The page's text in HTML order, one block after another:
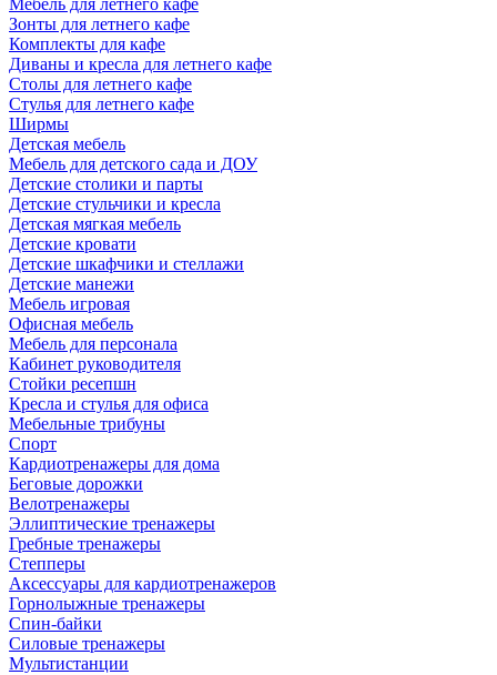
Мебель для летнего кафе
Зонты для летнего кафе
Комплекты для кафе
Диваны и кресла для летнего кафе
Столы для летнего кафе
Стулья для летнего кафе
Ширмы
Детская мебель
Мебель для детского сада и ДОУ
Детские столики и парты
Детские стульчики и кресла
Детская мягкая мебель
Детские кровати
Детские шкафчики и стеллажи
Детские манежи
Мебель игровая
Офисная мебель
Мебель для персонала
Кабинет руководителя
Стойки ресепшн
Кресла и стулья для офиса
Мебельные трибуны
Спорт
Кардиотренажеры для дома
Беговые дорожки
Велотренажеры
Эллиптические тренажеры
Гребные тренажеры
Степперы
Аксессуары для кардиотренажеров
Горнолыжные тренажеры
Спин-байки
Силовые тренажеры
Мультистанции